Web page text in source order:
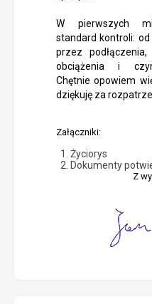
W pierwszych
standard kontroli:
przez
obciążenia i
Chętnie opowiem
dziękuję za
Załączniki:
Życiorys
Dokumenty
Z